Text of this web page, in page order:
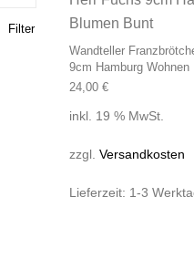
Filter
Wandteller
9cm Hamburg
24,00 €
inkl. 19 % MwSt.
zzgl. Versandkosten
Lieferzeit: 1-3